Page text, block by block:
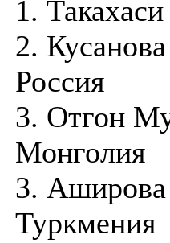
1.
2.
Россия
3. Отгон
Монголия
3. Аширова
Туркмения